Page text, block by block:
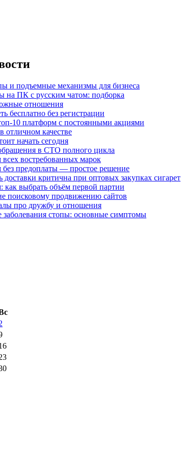
и подъемные механизмы для бизнеса
на ПК с русским чатом: подборка
отношения
бесплатно без регистрации
10 платформ с постоянными акциями
качестве
начать сегодня
в СТО полного цикла
востребованных марок
предоплаты — простое решение
доставки критична при оптовых закупках сигарет
как выбрать объём первой партии
поисковому продвижению сайтов
про дружбу и отношения
заболевания стопы: основные симптомы